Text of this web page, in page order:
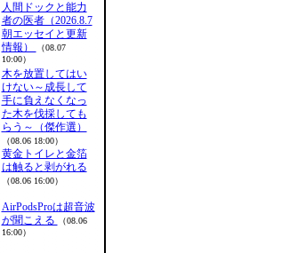
人間ドックと能力
者の医者（2026.8.7
朝エッセイと更新
情報）
（08.07
10:00）
木を放置してはい
けない～成長して
手に負えなくなっ
た木を伐採しても
らう～（傑作選）
（08.06 18:00）
黄金トイレと金箔
は触ると剥がれる
（08.06 16:00）
AirPodsProは超音波
が聞こえる
（08.06
16:00）